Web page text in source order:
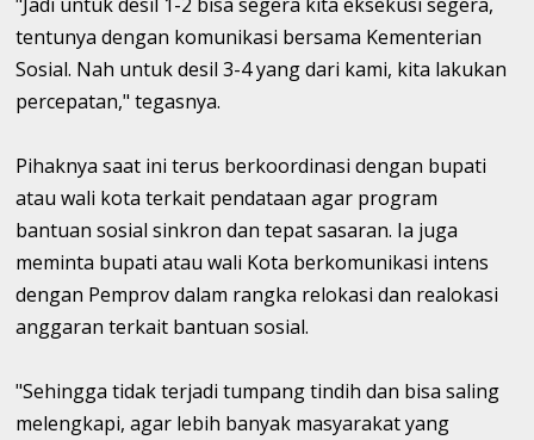
tentunya dengan komunikasi bersama Kementerian
Sosial. Nah untuk desil 3-4 yang dari kami, kita lakukan
percepatan," tegasnya.
Pihaknya saat ini terus berkoordinasi dengan bupati
atau wali kota terkait pendataan agar program
bantuan sosial sinkron dan tepat sasaran. Ia juga
meminta bupati atau wali Kota berkomunikasi intens
dengan Pemprov dalam rangka relokasi dan realokasi
anggaran terkait bantuan sosial.
"Sehingga tidak terjadi tumpang tindih dan bisa saling
melengkapi, agar lebih banyak masyarakat yang